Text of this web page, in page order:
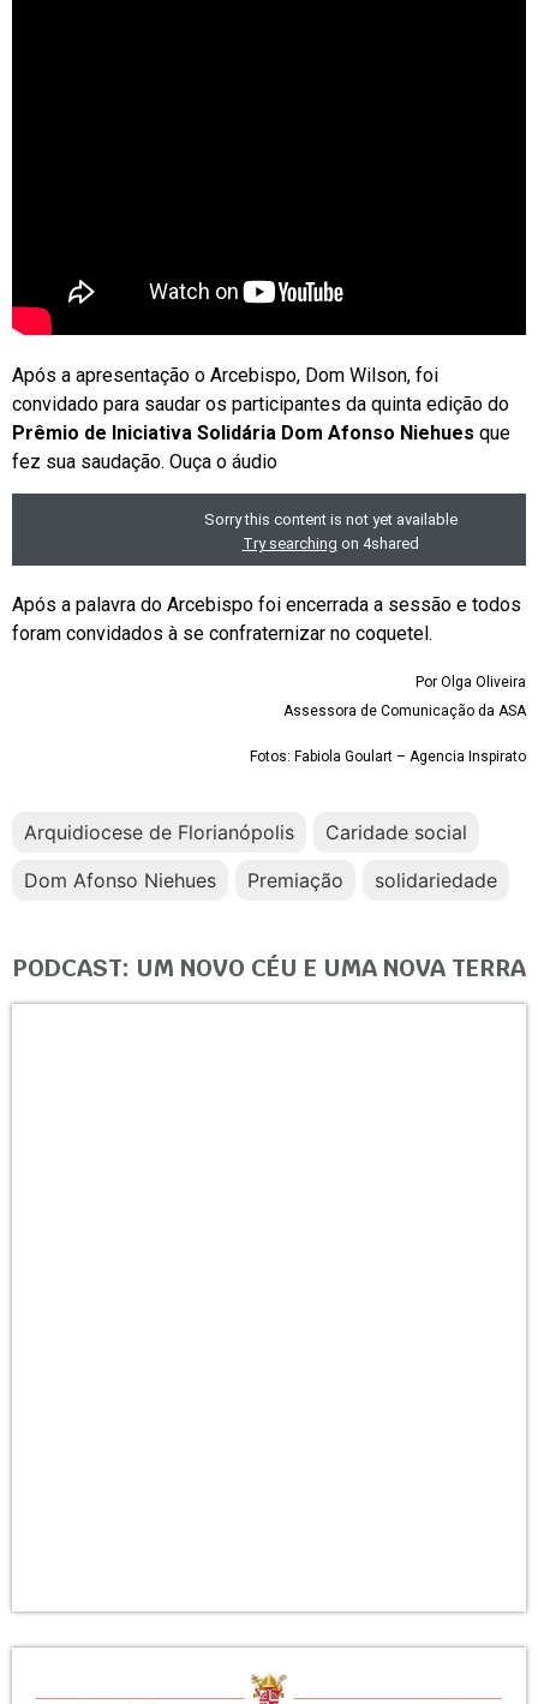
Após a apresentação o Arcebispo, Dom Wilson, foi
convidado para saudar os participantes da quinta edição do
Prêmio de Iniciativa Solidária Dom Afonso Niehues que
fez sua saudação. Ouça o áudio
Após a palavra do Arcebispo foi encerrada a sessão e todos
foram convidados à se confraternizar no coquetel.
Por Olga Oliveira
Assessora de Comunicação da ASA
Fotos: Fabiola Goulart – Agencia Inspirato
Arquidiocese de Florianópolis
Caridade social
Dom Afonso Niehues
Premiação solidariedade
PODCAST: UM NOVO CÉU E UMA NOVA TERRA